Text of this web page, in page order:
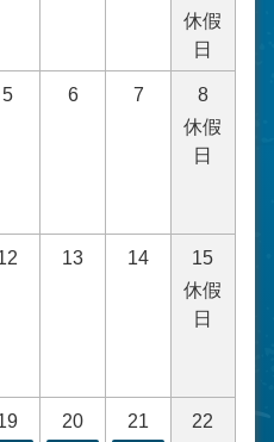
休假
日
5 6 7
8
休假
日
13 14
15
休假
日
20 21
22